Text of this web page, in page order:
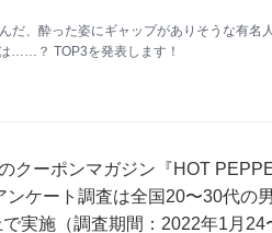
だ、酔った姿にギャップがありそうな有名
……？ TOP3を発表します！
クーポンマガジン『HOT
ンケート調査は全国20〜30代の
実施（調査期間：2022年1月